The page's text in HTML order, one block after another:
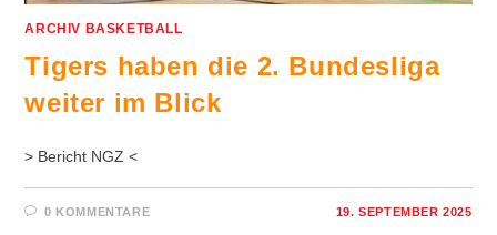
ARCHIV BASKETBALL
Tigers haben die 2. Bundesliga
weiter im Blick
> Bericht NGZ <
0 KOMMENTARE 19. SEPTEMBER 2025